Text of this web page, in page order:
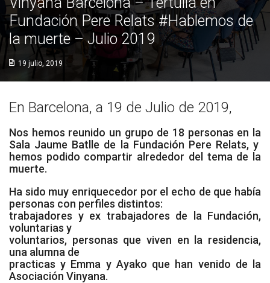
Socios Fundadores
Junta Directiva
Presidencia de Honor
Socios Colaboradores
Formaciones
Nuestra propuesta de formación
Realizadas
Fundación Pere Relats #Hablemos de
la muerte – Julio 2019
19 julio, 2019
En Barcelona, a 19 de Julio de 2019,
Nos hemos reunido un grupo de 18 personas en la
Sala Jaume Batlle de la Fundación Pere Relats, y
hemos podido compartir alrededor del tema de la
muerte.
Ha sido muy enriquecedor por el echo de que había
personas con perfiles distintos:
trabajadores y ex trabajadores de la Fundación,
voluntarias y
voluntarios, personas que viven en la residencia,
una alumna de
practicas y Emma y Ayako que han venido de la
Asociación Vinyana.